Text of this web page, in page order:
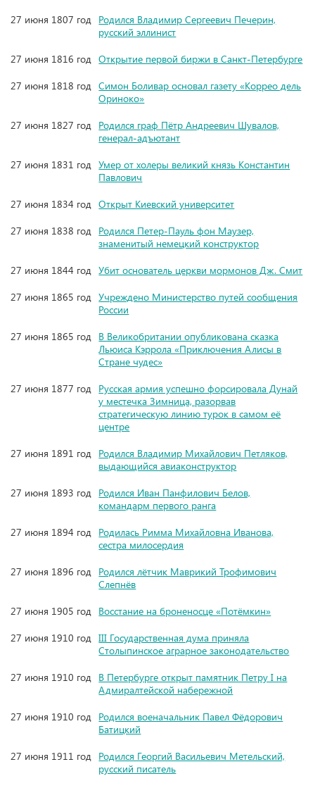
27 июня 1807 год Родился Владимир Сергеевич Печерин,
русский эллинист
27 июня 1816 год Открытие первой биржи в Санкт-Петербурге
27 июня 1818 год Симон Боливар основал газету «Коррео дель
Ориноко»
27 июня 1827 год Родился граф Пётр Андреевич Шувалов,
генерал-адъютант
27 июня 1831 год Умер от холеры великий князь Константин
Павлович
27 июня 1834 год Открыт Киевский университет
27 июня 1838 год Родился Петер-Пауль фон Маузер,
знаменитый немецкий конструктор
27 июня 1844 год Убит основатель церкви мормонов Дж. Смит
27 июня 1865 год Учреждено Министерство путей сообщения
России
27 июня 1865 год В Великобритании опубликована сказка
Льюиса Кэррола «Приключения Алисы в
Стране чудес»
27 июня 1877 год Русская армия успешно форсировала Дунай
у местечка Зимница, разорвав
стратегическую линию турок в самом её
центре
27 июня 1891 год Родился Владимир Михайлович Петляков,
выдающийся авиаконструктор
27 июня 1893 год Родился Иван Панфилович Белов,
командарм первого ранга
27 июня 1894 год Родилась Римма Михайловна Иванова,
сестра милосердия
27 июня 1896 год Родился лётчик Маврикий Трофимович
Слепнёв
27 июня 1905 год Восстание на броненосце «Потёмкин»
27 июня 1910 год III Государственная дума приняла
Столыпинское аграрное законодательство
27 июня 1910 год В Петербурге открыт памятник Петру I на
Адмиралтейской набережной
27 июня 1910 год Родился военачальник Павел Фёдорович
Батицкий
27 июня 1911 год Родился Георгий Васильевич Метельский,
русский писатель